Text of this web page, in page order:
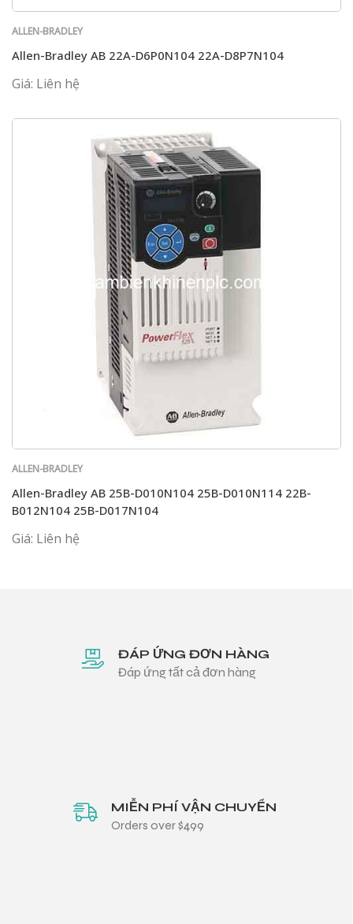
ALLEN-BRADLEY
Allen-Bradley AB 22A-D6P0N104 22A-D8P7N104
Giá: Liên hệ
ALLEN-BRADLEY
Allen-Bradley AB 25B-D010N104 25B-D010N114 22B-
B012N104 25B-D017N104
Giá: Liên hệ
ĐÁP ỨNG ĐƠN HÀNG
Đáp ứng tất cả đơn hàng
MIỄN PHÍ VẬN CHUYỂN
Orders over $499